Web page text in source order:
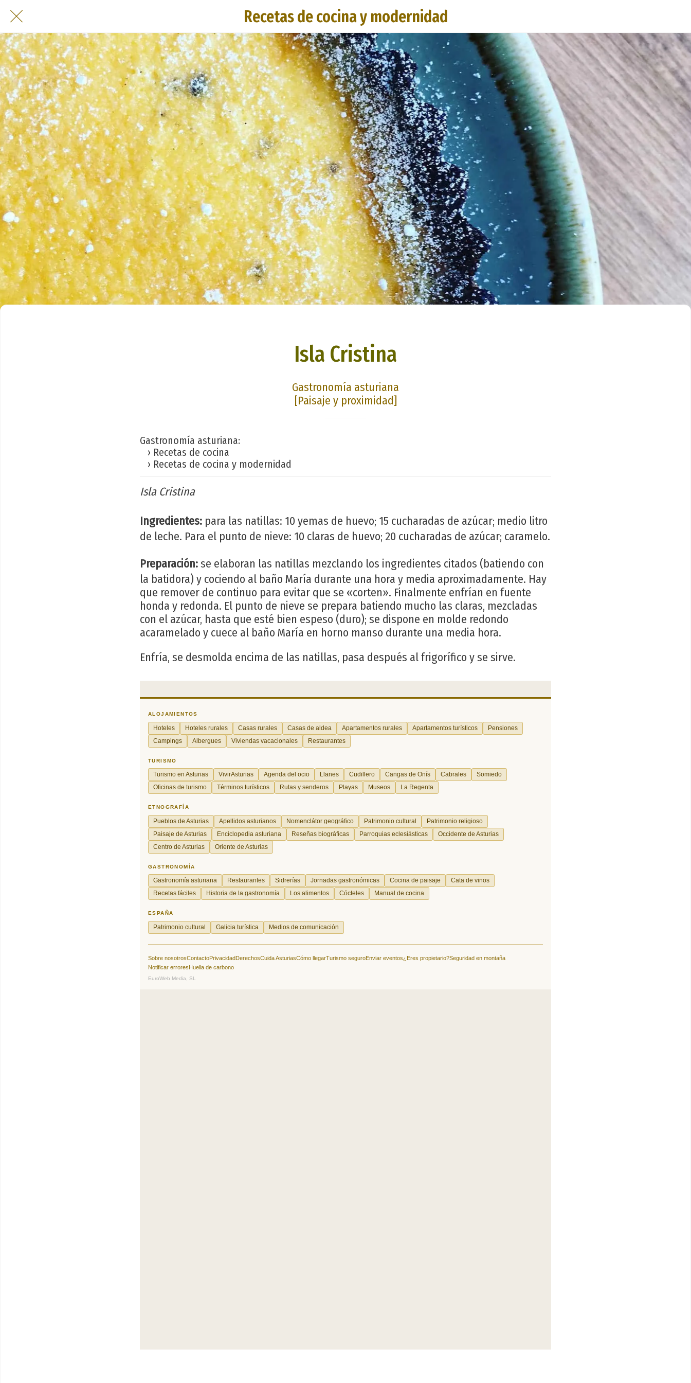
Recetas de cocina y modernidad
Isla Cristina
Gastronomía asturiana
[Paisaje y proximidad]
Gastronomía asturiana:
› Recetas de cocina
› Recetas de cocina y modernidad
Isla Cristina
Ingredientes: para las natillas: 10 yemas de huevo; 15 cucharadas de azúcar; medio litro
de leche. Para el punto de nieve: 10 claras de huevo; 20 cucharadas de azúcar; caramelo.
Preparación:se elaboran las natillas mezclando los ingredientes citados (batiendo con
la batidora) y cociendo al baño María durante una hora y media aproximadamente. Hay
que remover de continuo para evitar que se «corten». Finalmente enfrían en fuente
honda y redonda. El punto de nieve se prepara batiendo mucho las claras, mezcladas
con el azúcar, hasta que esté bien espeso (duro); se dispone en molde redondo
acaramelado y cuece al baño María en horno manso durante una media hora.
Enfría, se desmolda encima de las natillas, pasa después al frigorífico y se sirve.